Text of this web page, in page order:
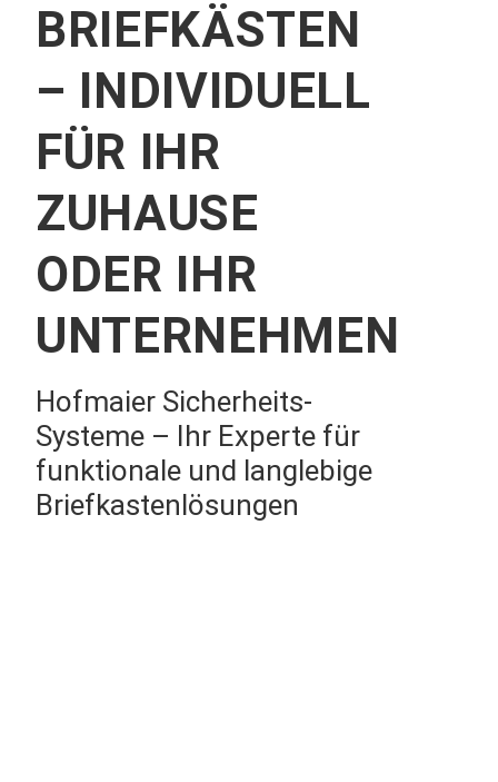
BRIEFKÄSTEN
– INDIVIDUELL
FÜR IHR
ZUHAUSE
ODER IHR
UNTERNEHMEN
Hofmaier Sicherheits-
Systeme – Ihr Experte für
funktionale und langlebige
Briefkastenlösungen